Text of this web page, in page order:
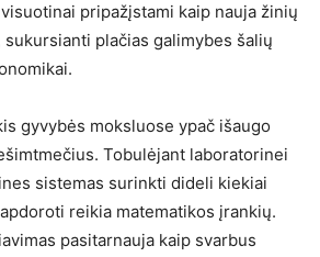
pripažįstami kaip nauja žinių
plačias galimybes šalių
gyvybės moksluose ypač išaugo
Tobulėjant laboratorinei
sistemas surinkti dideli kiekiai
reikia matematikos įrankių.
pasitarnauja kaip svarbus